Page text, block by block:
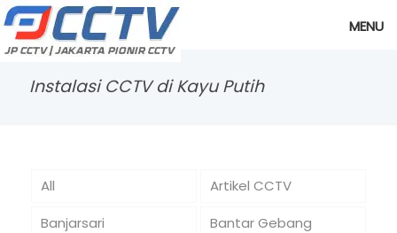
MENU
Instalasi CCTV di Kayu Putih
All
Artikel CCTV
Banjarsari
Bantar Gebang